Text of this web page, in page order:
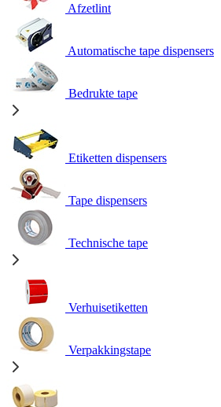
Afzetlint
Automatische tape dispensers
Bedrukte tape
Etiketten dispensers
Tape dispensers
Technische tape
Verhuisetiketten
Verpakkingstape